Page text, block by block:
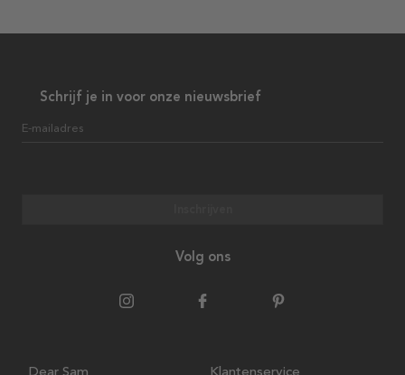
Schrijf je in voor onze nieuwsbrief
E-mailadres
Volg ons
Dear Sam Klantenservice